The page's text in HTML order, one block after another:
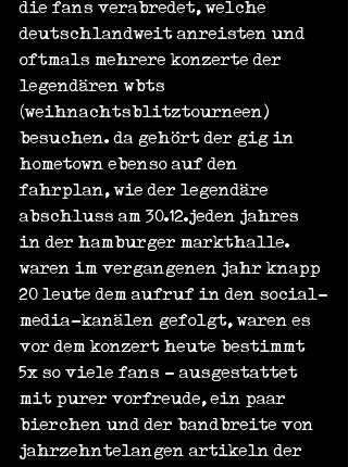
die fans verabredet, welche
deutschlandweit anreisten und
oftmals mehrere konzerte der
legendären wbts
(weihnachtsblitztourneen)
besuchen. da gehört der gig in
hometown ebenso auf den
fahrplan, wie der legendäre
abschluss am 30.12.jeden jahres
in der hamburger markthalle.
waren im vergangenen jahr knapp
20 leute dem aufruf in den social-
media-kanälen gefolgt, waren es
vor dem konzert heute bestimmt
5x so viele fans - ausgestattet
mit purer vorfreude, ein paar
bierchen und der bandbreite von
jahrzehntelangen artikeln der